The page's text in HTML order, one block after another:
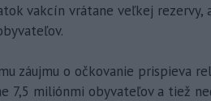
vakcín vrátane veľkej rezervy,
záujmu o očkovanie prispieva
7,5 miliónmi obyvateľov a tiež